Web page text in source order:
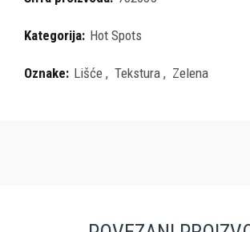
Kategorija: Hot Spots
Oznake: Lišće , Tekstura , Zelena